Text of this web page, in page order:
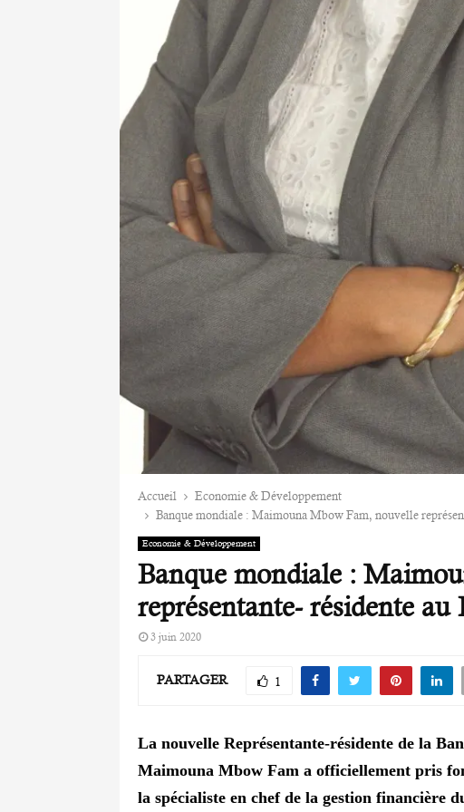
Accueil
Economie & Développement
Banque mondiale : Maimouna Mbow Fam, nouvelle
Economie & Développement
Banque mondiale :
représentante- résidente au
3 juin 2020
PARTAGER 1
La nouvelle Représentante-résidente de la
Maimouna Mbow Fam a officiellement pris
la spécialiste en chef de la gestion financière